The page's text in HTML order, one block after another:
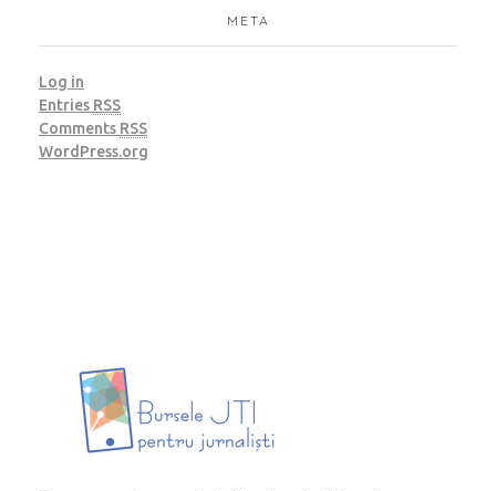
META
Log in
Entries RSS
Comments RSS
WordPress.org